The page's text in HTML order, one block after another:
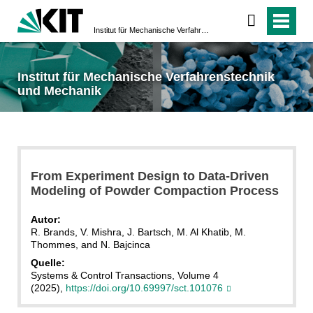
Institut für Mechanische Verfahrenstechnik
und Mechanik
From Experiment Design to Data-Driven
Modeling of Powder Compaction Process
Autor:
R. Brands, V. Mishra, J. Bartsch, M. Al Khatib, M.
Thommes, and N. Bajcinca
Quelle:
Systems & Control Transactions, Volume 4
(2025), https://doi.org/10.69997/sct.101076